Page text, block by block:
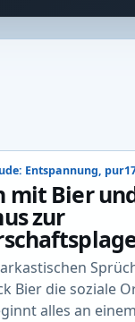
Entspannung, pur
mit Bier
zur
Bier die soziale
alles an